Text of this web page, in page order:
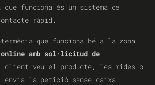
funciona és un sistema de
ràpid.
que funciona bé a la zona
amb sol·licitud de
client veu el producte, les mides o
la petició sense caixa